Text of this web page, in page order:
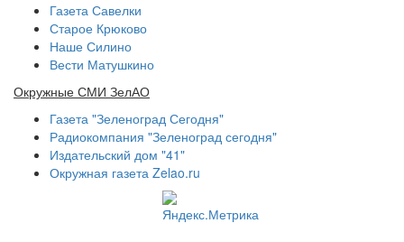
Газета Савелки
Старое Крюково
Наше Силино
Вести Матушкино
Окружные СМИ ЗелАО
Газета "Зеленоград Сегодня"
Радиокомпания "Зеленоград сегодня"
Издательский дом "41"
Окружная газета Zelao.ru